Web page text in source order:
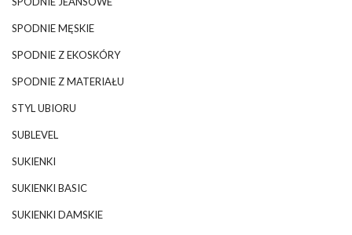
SPODNIE MĘSKIE
SPODNIE Z EKOSKÓRY
SPODNIE Z MATERIAŁU
STYL UBIORU
SUBLEVEL
SUKIENKI
SUKIENKI BASIC
SUKIENKI DAMSKIE